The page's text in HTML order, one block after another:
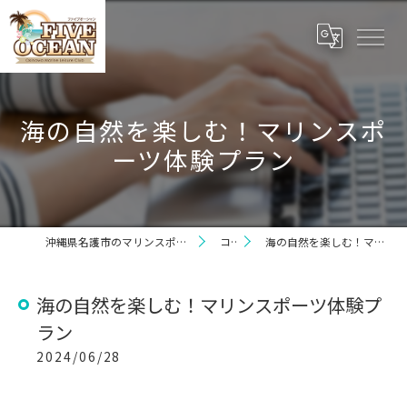
海の自然を楽しむ！マリンスポ
ーツ体験プラン
沖縄県名護市のマリンスポーツならファイブオーシャン コラム 海の自然を楽しむ！マリンスポーツ体験プラン
海の自然を楽しむ！マリンスポーツ体験プ
ラン
2024/06/28